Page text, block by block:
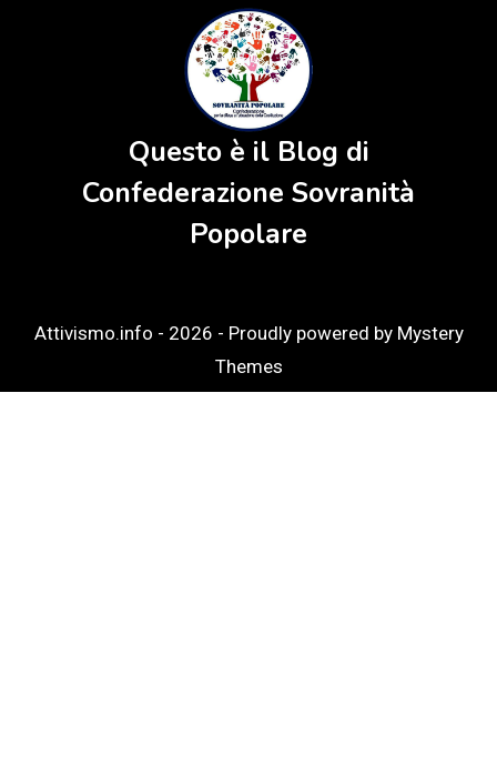
Questo è il Blog di
Confederazione Sovranità
Popolare
Attivismo.info - 2026 - Proudly powered by Mystery
Themes